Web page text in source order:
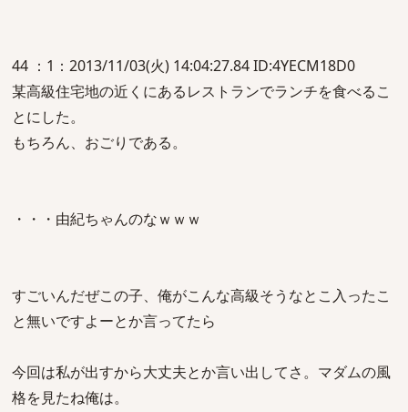
44 ：1：2013/11/03(火) 14:04:27.84 ID:4YECM18D0
某高級住宅地の近くにあるレストランでランチを食べるこ
とにした。
もちろん、おごりである。
・・・由紀ちゃんのなｗｗｗ
すごいんだぜこの子、俺がこんな高級そうなとこ入ったこ
と無いですよーとか言ってたら
今回は私が出すから大丈夫とか言い出してさ。マダムの風
格を見たね俺は。